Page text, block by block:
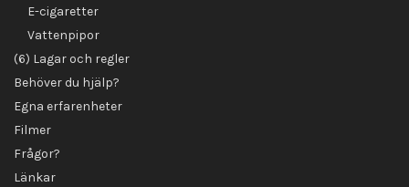
E-cigaretter
Vattenpipor
(6) Lagar och regler
Behöver du hjälp?
Egna erfarenheter
Filmer
Frågor?
Länkar